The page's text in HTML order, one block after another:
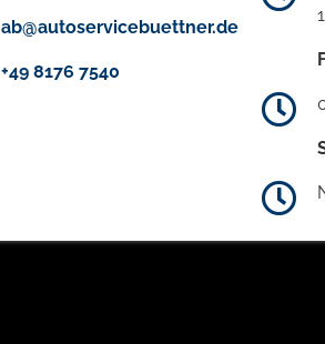
ab@autoservicebuettner.de
+49 8176 7540